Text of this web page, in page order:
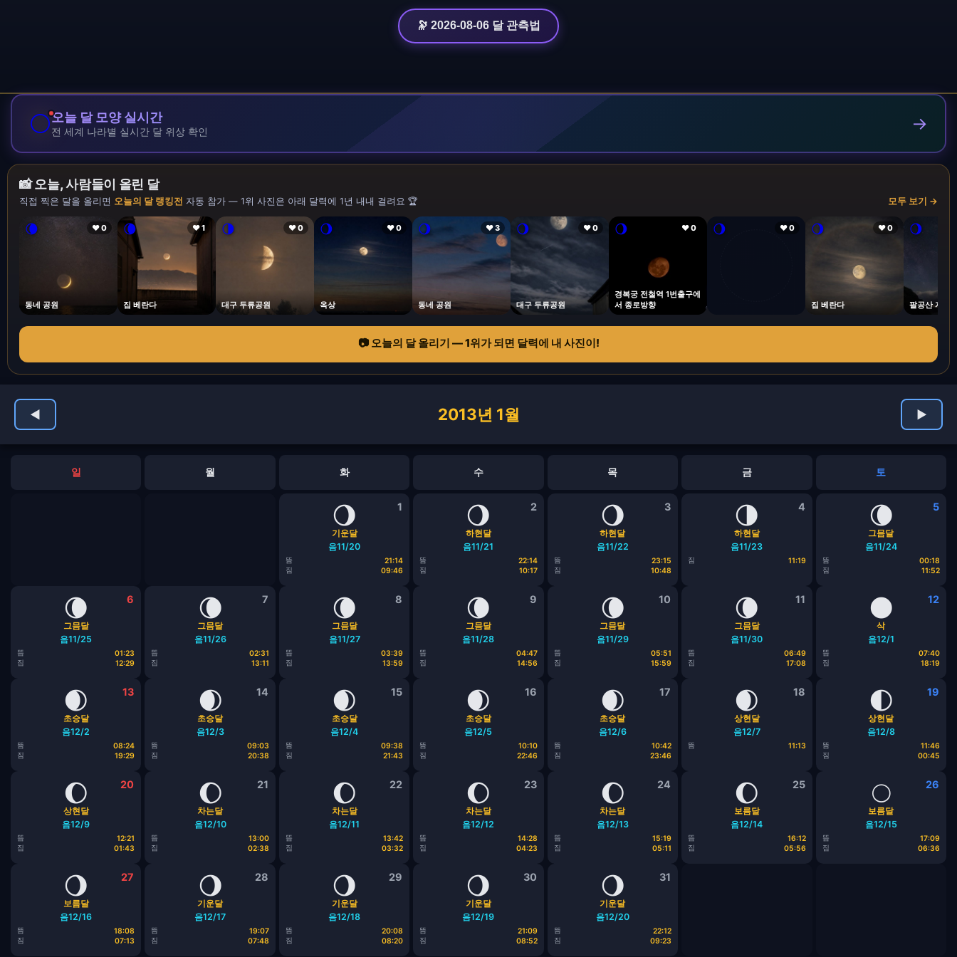
🔭 2026-08-06 달 관측법
🌕오늘 달 모양 실시간
전 세계 나라별 실시간 달 위상 확인 →
📸 오늘, 사람들이 올린 달
직접 찍은 달을 올리면 오늘의 달 랭킹전 자동 참가 — 1위 사진은 아래 달력에 1년 내내 걸려요 🏆 모두 보기 →
🌘 ❤ 0
동네 공원
🌘 ❤ 1
집 베란다
🌗 ❤ 0
대구 두류공원
🌖 ❤ 0
옥상
🌖 ❤ 3
동네 공원
🌖 ❤ 0
대구 두류공원
🌖 ❤ 0
경복궁 전철역 1번출구에
서 종로방향
🌖 ❤ 0 🌖 ❤ 0
집 베란다
🌖
팔공산 자락
📷 오늘의 달 올리기 — 1위가 되면 달력에 내 사진이!
◀ 2013년 1월 ▶
일 월 화 수 목 금 토
1
🌖
기운달
음11/20
뜸
21:14
짐
09:46
2
🌖
하현달
음11/21
뜸
22:14
짐
10:17
3
🌖
하현달
음11/22
뜸
23:15
짐
10:48
4
🌗
하현달
음11/23
짐 11:19
5
🌘
그믐달
음11/24
뜸
00:18
짐
11:52
6
🌘
그믐달
음11/25
뜸
01:23
짐
12:29
7
🌘
그믐달
음11/26
뜸
02:31
짐
13:11
8
🌘
그믐달
음11/27
뜸
03:39
짐
13:59
9
🌘
그믐달
음11/28
뜸
04:47
짐
14:56
10
🌘
그믐달
음11/29
뜸
05:51
짐
15:59
11
🌘
그믐달
음11/30
뜸
06:49
짐
17:08
12
🌑
삭
음12/1
뜸
07:40
짐
18:19
13
🌒
초승달
음12/2
뜸
08:24
짐
19:29
14
🌒
초승달
음12/3
뜸
09:03
짐
20:38
15
🌒
초승달
음12/4
뜸
09:38
짐
21:43
16
🌒
초승달
음12/5
뜸
10:10
짐
22:46
17
🌒
초승달
음12/6
뜸
10:42
짐
23:46
18
🌒
상현달
음12/7
뜸 11:13
19
🌓
상현달
음12/8
뜸
11:46
짐
00:45
20
🌔
상현달
음12/9
뜸
12:21
짐
01:43
21
🌔
차는달
음12/10
뜸
13:00
짐
02:38
22
🌔
차는달
음12/11
뜸
13:42
짐
03:32
23
🌔
차는달
음12/12
뜸
14:28
짐
04:23
24
🌔
차는달
음12/13
뜸
15:19
짐
05:11
25
🌔
보름달
음12/14
뜸
16:12
짐
05:56
26
🌕
보름달
음12/15
뜸
17:09
짐
06:36
27
🌖
보름달
음12/16
뜸
18:08
짐
07:13
28
🌖
기운달
음12/17
뜸
19:07
짐
07:48
29
🌖
기운달
음12/18
뜸
20:08
짐
08:20
30
🌖
기운달
음12/19
뜸
21:09
짐
08:52
31
🌖
기운달
음12/20
뜸
22:12
짐
09:23